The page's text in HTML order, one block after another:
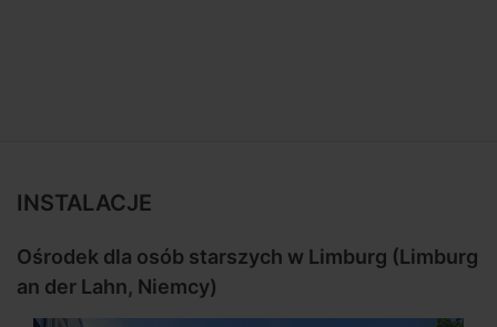
INSTALACJE
Ośrodek dla osób starszych w Limburg (Limburg
an der Lahn, Niemcy)